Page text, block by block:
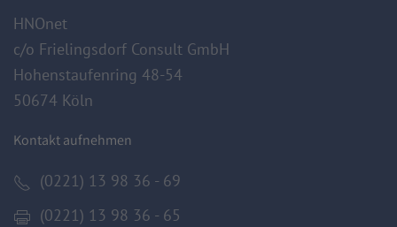
HNOnet
c/o Frielingsdorf Consult GmbH
Hohenstaufenring 48-54
50674 Köln
Kontakt aufnehmen
(0221) 13 98 36 - 69
(0221) 13 98 36 - 65